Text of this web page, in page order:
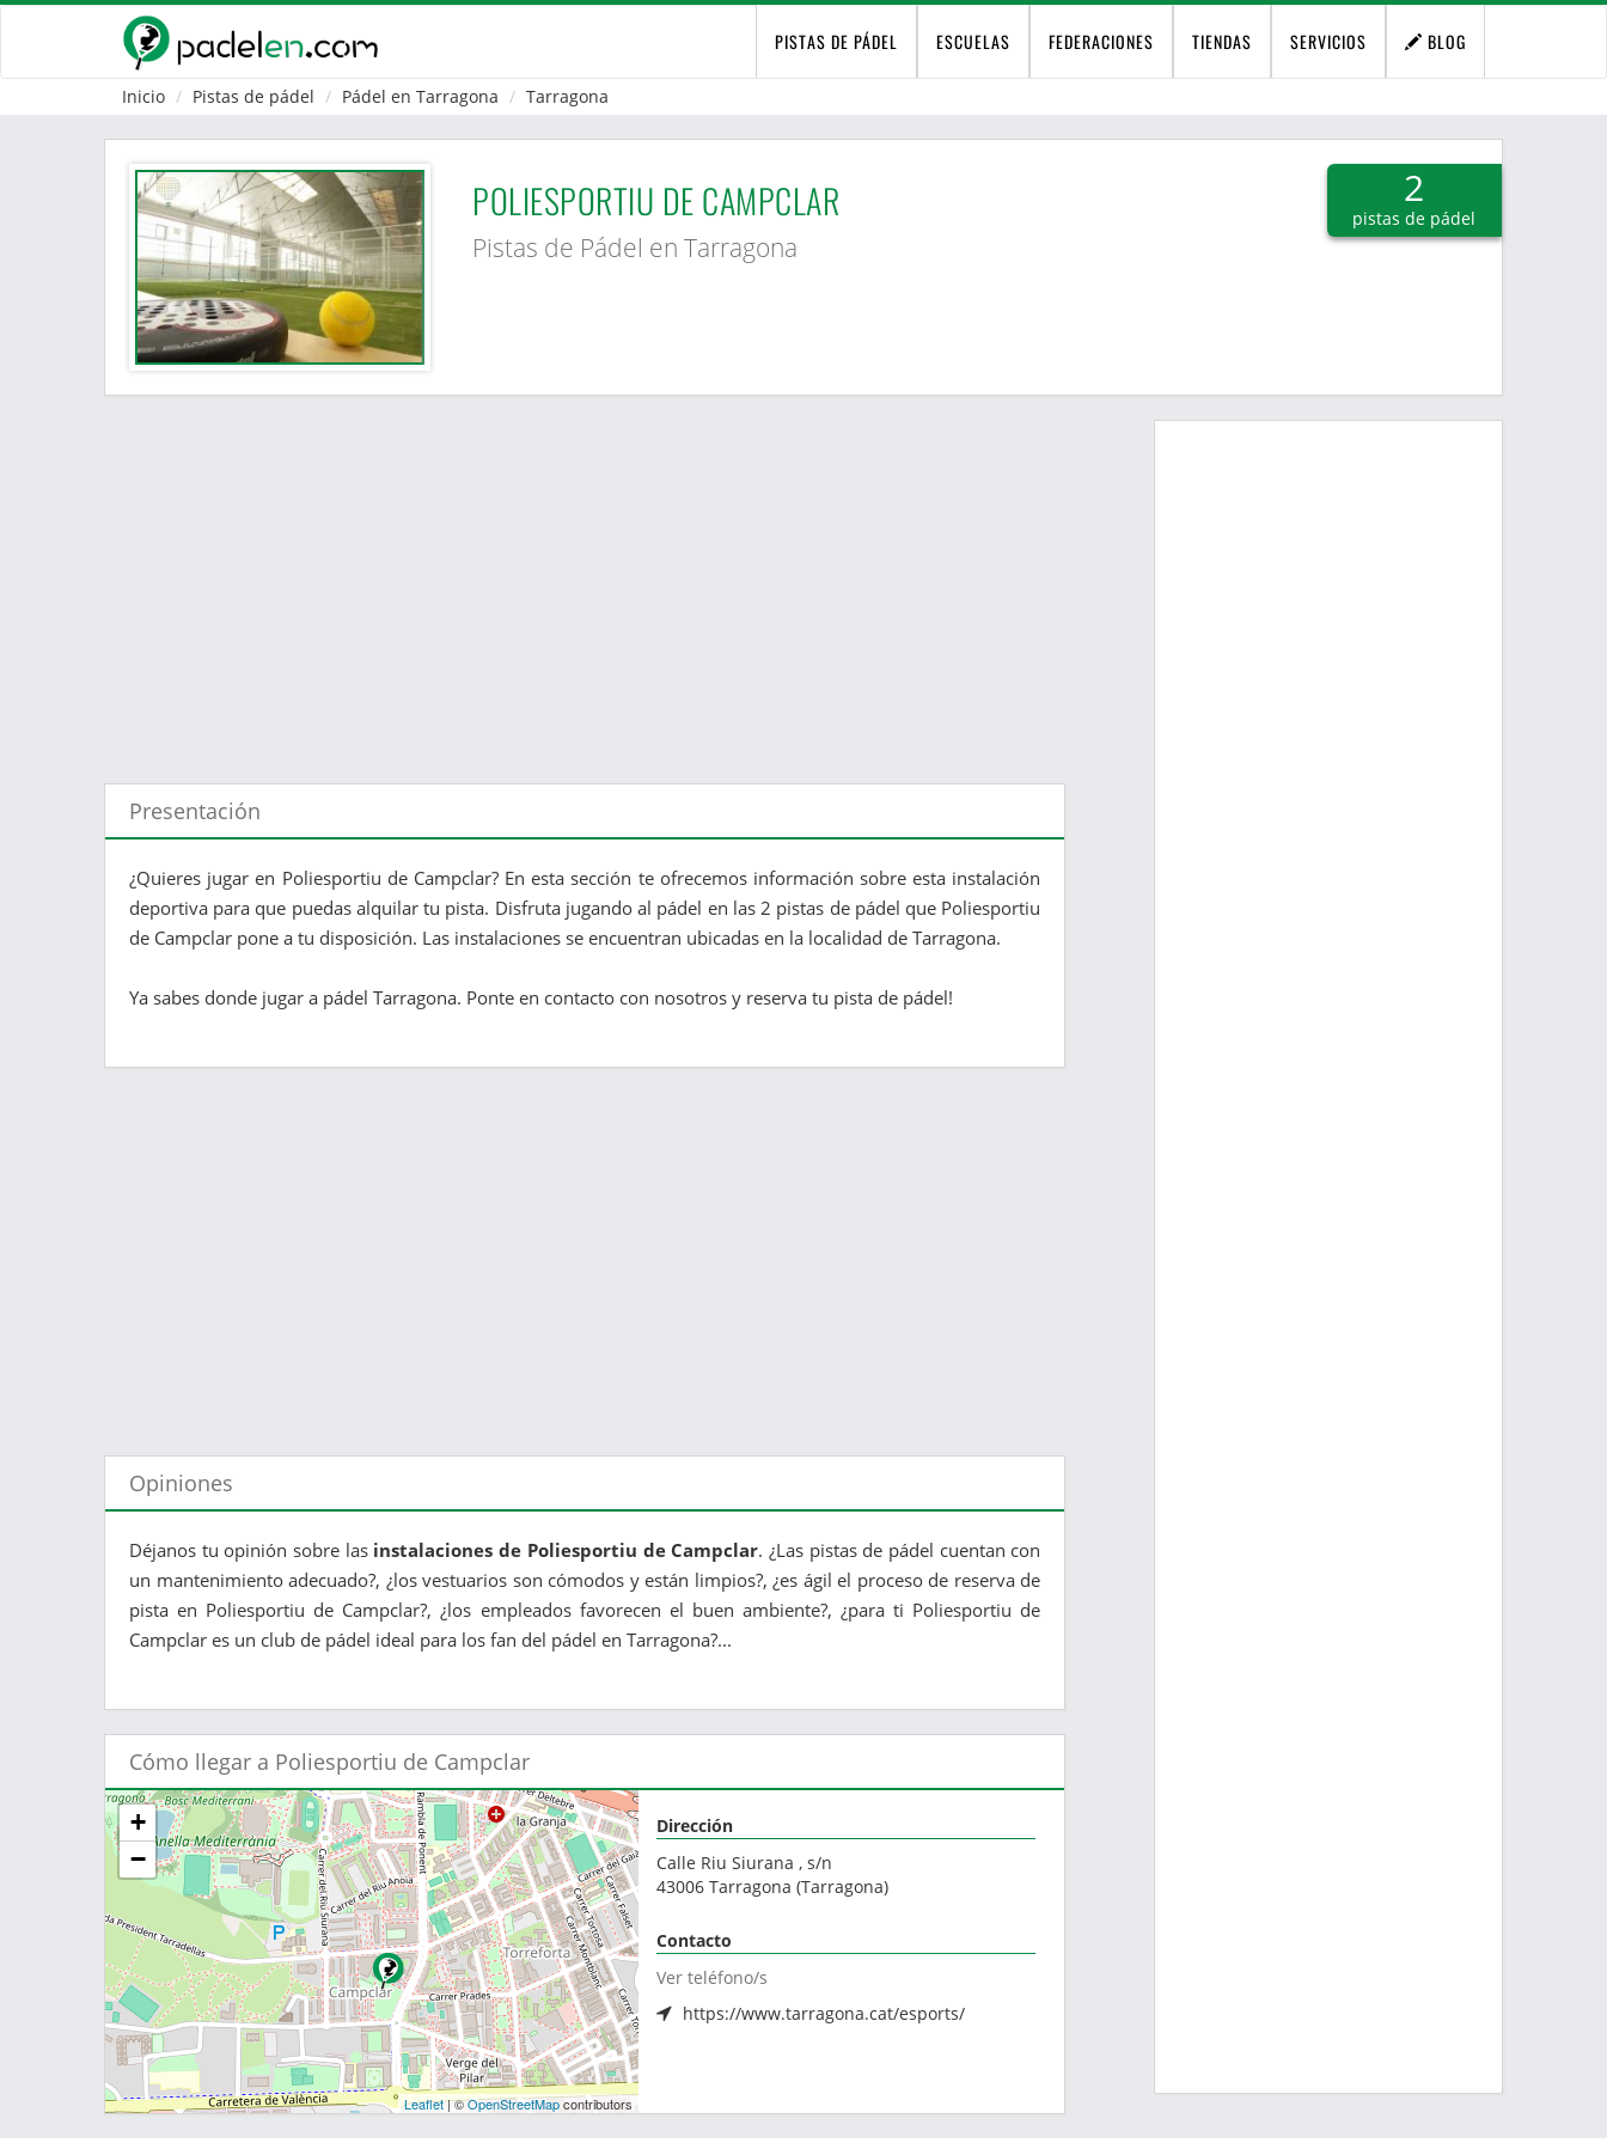
PISTAS DE PÁDEL ESCUELAS FEDERACIONES TIENDAS SERVICIOS BLOG
Inicio Pistas de pádel Pádel en Tarragona Tarragona
POLIESPORTIU DE CAMPCLAR
Pistas de Pádel en Tarragona
2
pistas de pádel
Presentación
¿Quieres jugar en Poliesportiu de Campclar? En esta sección te ofrecemos información sobre esta instalación
deportiva para que puedas alquilar tu pista. Disfruta jugando al pádel en las 2 pistas de pádel que Poliesportiu
de Campclar pone a tu disposición. Las instalaciones se encuentran ubicadas en la localidad de Tarragona.
Ya sabes donde jugar a pádel Tarragona. Ponte en contacto con nosotros y reserva tu pista de pádel!
Opiniones
Déjanos tu opinión sobre las instalaciones de Poliesportiu de Campclar. ¿Las pistas de pádel cuentan con
un mantenimiento adecuado?, ¿los vestuarios son cómodos y están limpios?, ¿es ágil el proceso de reserva de
pista en Poliesportiu de Campclar?, ¿los empleados favorecen el buen ambiente?, ¿para ti Poliesportiu de
Campclar es un club de pádel ideal para los fan del pádel en Tarragona?...
Cómo llegar a Poliesportiu de Campclar
+
−
Leaflet| ©OpenStreetMapcontributors
Dirección
Calle Riu Siurana , s/n
43006 Tarragona (Tarragona)
Contacto
Ver teléfono/s
https://www.tarragona.cat/esports/